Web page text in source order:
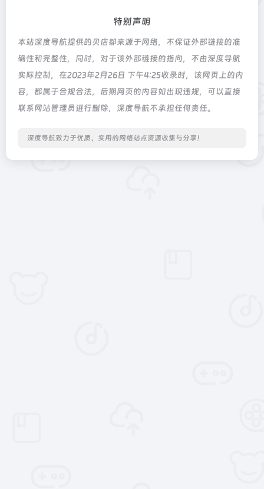
特别声明
本站深度导航提供的贝店都来源于网络，不保证外部链接的准
确性和完整性，同时，对于该外部链接的指向，不由深度导航
实际控制，在2023年2月26日 下午4:25收录时，该网页上的内
容，都属于合规合法，后期网页的内容如出现违规，可以直接
联系网站管理员进行删除，深度导航不承担任何责任。
深度导航致力于优质、实用的网络站点资源收集与分享！